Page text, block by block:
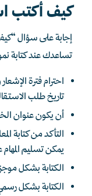
كيف أكتب
إجابة على سؤال
تساعدك عند كتابة
تاريخ طلب
أن يكون عنوان
التأكد من كتابة
يمكن تسليم المهام
الكتابة بشكل
الكتابة بشكل